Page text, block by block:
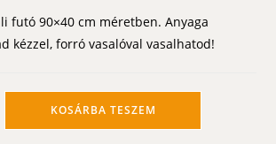
futó 90×40 cm méretben. Anyaga
kézzel, forró vasalóval vasalhatod!
KOSÁRBA TESZEM